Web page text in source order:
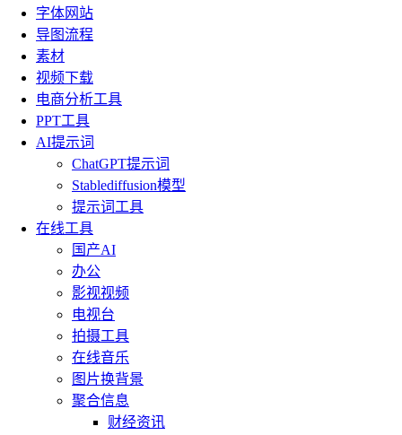
字体网站
导图流程
素材
视频下载
电商分析工具
PPT工具
AI提示词
ChatGPT提示词
Stablediffusion模型
提示词工具
在线工具
国产AI
办公
影视视频
电视台
拍摄工具
在线音乐
图片换背景
聚合信息
财经资讯